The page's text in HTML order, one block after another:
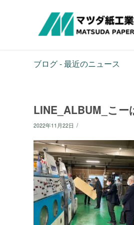
ブログ - 最近のニュース
LINE_ALBUM_こー
2022年11月22日 /